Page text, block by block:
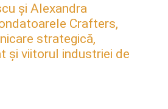
și Alexandra
Crafters,
strategică,
și viitorul industriei de